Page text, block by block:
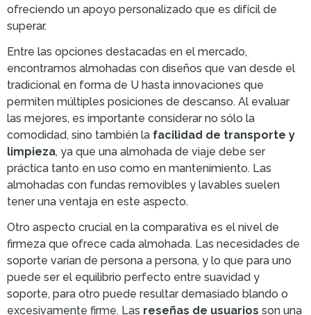
ofreciendo un apoyo personalizado que es difícil de
superar.
Entre las opciones destacadas en el mercado,
encontramos almohadas con diseños que van desde el
tradicional en forma de U hasta innovaciones que
permiten múltiples posiciones de descanso. Al evaluar
las mejores, es importante considerar no sólo la
comodidad, sino también la facilidad de transporte y
limpieza, ya que una almohada de viaje debe ser
práctica tanto en uso como en mantenimiento. Las
almohadas con fundas removibles y lavables suelen
tener una ventaja en este aspecto.
Otro aspecto crucial en la comparativa es el nivel de
firmeza que ofrece cada almohada. Las necesidades de
soporte varían de persona a persona, y lo que para uno
puede ser el equilibrio perfecto entre suavidad y
soporte, para otro puede resultar demasiado blando o
excesivamente firme. Las reseñas de usuarios son una